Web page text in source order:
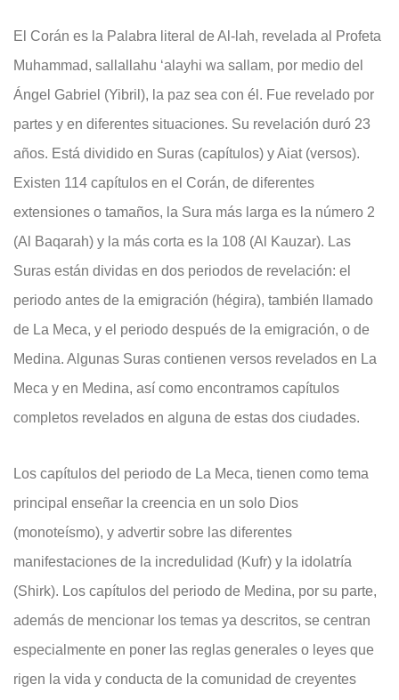
El Corán es la Palabra literal de Al-lah, revelada al Profeta
Muhammad, sallallahu ‘alayhi wa sallam, por medio del
Ángel Gabriel (Yibril), la paz sea con él. Fue revelado por
partes y en diferentes situaciones. Su revelación duró 23
años. Está dividido en Suras (capítulos) y Aiat (versos).
Existen 114 capítulos en el Corán, de diferentes
extensiones o tamaños, la Sura más larga es la número 2
(Al Baqarah) y la más corta es la 108 (Al Kauzar). Las
Suras están dividas en dos periodos de revelación: el
periodo antes de la emigración (hégira), también llamado
de La Meca, y el periodo después de la emigración, o de
Medina. Algunas Suras contienen versos revelados en La
Meca y en Medina, así como encontramos capítulos
completos revelados en alguna de estas dos ciudades.
Los capítulos del periodo de La Meca, tienen como tema
principal enseñar la creencia en un solo Dios
(monoteísmo), y advertir sobre las diferentes
manifestaciones de la incredulidad (Kufr) y la idolatría
(Shirk). Los capítulos del periodo de Medina, por su parte,
además de mencionar los temas ya descritos, se centran
especialmente en poner las reglas generales o leyes que
rigen la vida y conducta de la comunidad de creyentes